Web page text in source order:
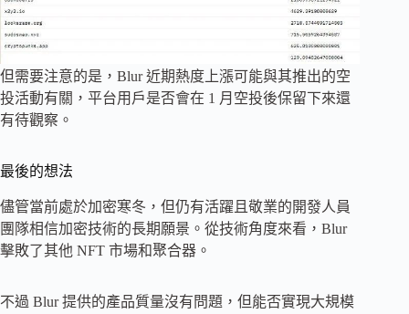
但需要注意的是，Blur 近期熱度上漲可能與其推出的空
投活動有關，平台用戶是否會在 1 月空投後保留下來還
有待觀察。
最後的想法
儘管當前處於加密寒冬，但仍有活躍且敬業的開發人員
團隊相信加密技術的長期願景。從技術角度來看，Blur
擊敗了其他 NFT 市場和聚合器。
不過 Blur 提供的產品質量沒有問題，但能否實現大規模